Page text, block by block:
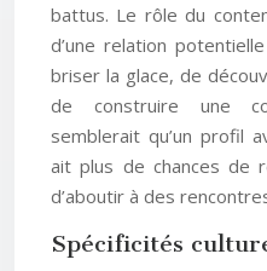
battus. Le rôle du
d’une relation
briser la glace, de
de construire une
semblerait qu’un profil
ait plus de chances de
d’aboutir à des
Spécificités